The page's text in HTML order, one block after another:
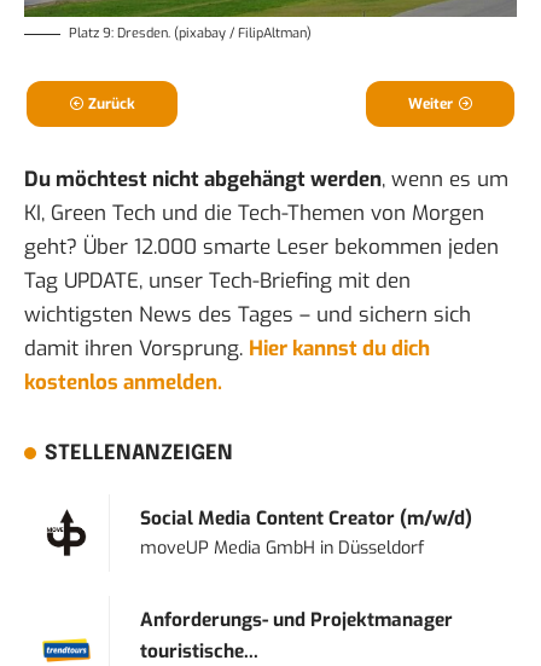
Platz 9: Dresden. (pixabay / FilipAltman)
Zurück Weiter
Du möchtest nicht abgehängt werden, wenn es um
KI, Green Tech und die Tech-Themen von Morgen
geht? Über 12.000 smarte Leser bekommen jeden
Tag UPDATE, unser Tech-Briefing mit den
wichtigsten News des Tages – und sichern sich
damit ihren Vorsprung. Hier kannst du dich
kostenlos anmelden.
STELLENANZEIGEN
Social Media Content Creator (m/w/d)
moveUP Media GmbH in Düsseldorf
Anforderungs- und Projektmanager
touristische...